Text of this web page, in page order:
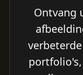
Ontvang